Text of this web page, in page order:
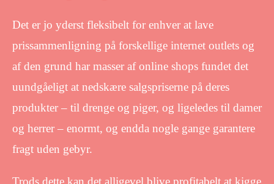
Det er jo yderst fleksibelt for enhver at lave
prissammenligning på forskellige internet outlets og
af den grund har masser af online shops fundet det
uundgåeligt at nedskære salgspriserne på deres
produkter – til drenge og piger, og ligeledes til damer
og herrer – enormt, og endda nogle gange garantere
fragt uden gebyr.
Trods dette kan det alligevel blive profitabelt at kigge